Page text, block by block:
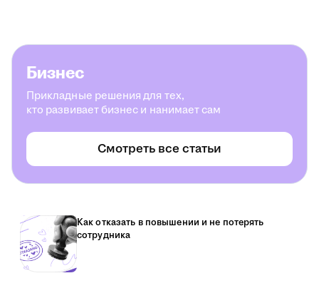
Бизнес
Прикладные решения для тех,
кто развивает бизнес и нанимает сам
Смотреть все статьи
Как отказать в повышении и не потерять
сотрудника